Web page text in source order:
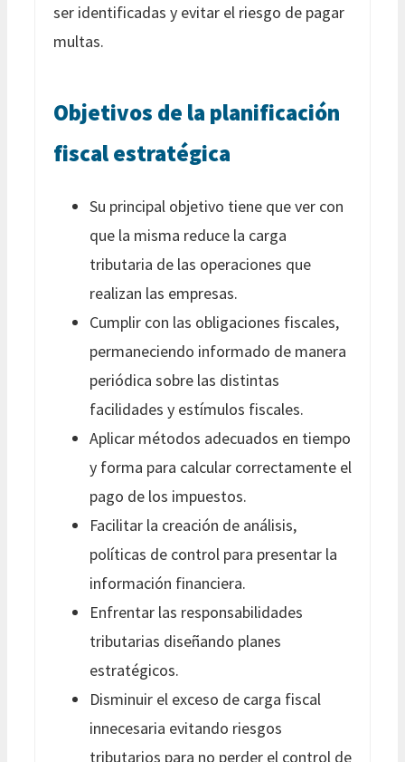
ser identificadas y evitar el riesgo de pagar
multas.
Objetivos de la planificación
fiscal estratégica
Su principal objetivo tiene que ver con
que la misma reduce la carga
tributaria de las operaciones que
realizan las empresas.
Cumplir con las obligaciones fiscales,
permaneciendo informado de manera
periódica sobre las distintas
facilidades y estímulos fiscales.
Aplicar métodos adecuados en tiempo
y forma para calcular correctamente el
pago de los impuestos.
Facilitar la creación de análisis,
políticas de control para presentar la
información financiera.
Enfrentar las responsabilidades
tributarias diseñando planes
estratégicos.
Disminuir el exceso de carga fiscal
innecesaria evitando riesgos
tributarios para no perder el control de